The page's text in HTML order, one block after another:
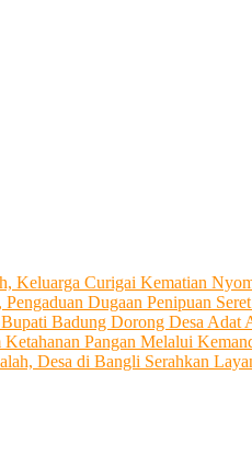
Keluarga Curigai Kematian
Dugaan Penipuan
Badung Dorong Desa Adat
Pangan Melalui
Desa di Bangli Serahkan